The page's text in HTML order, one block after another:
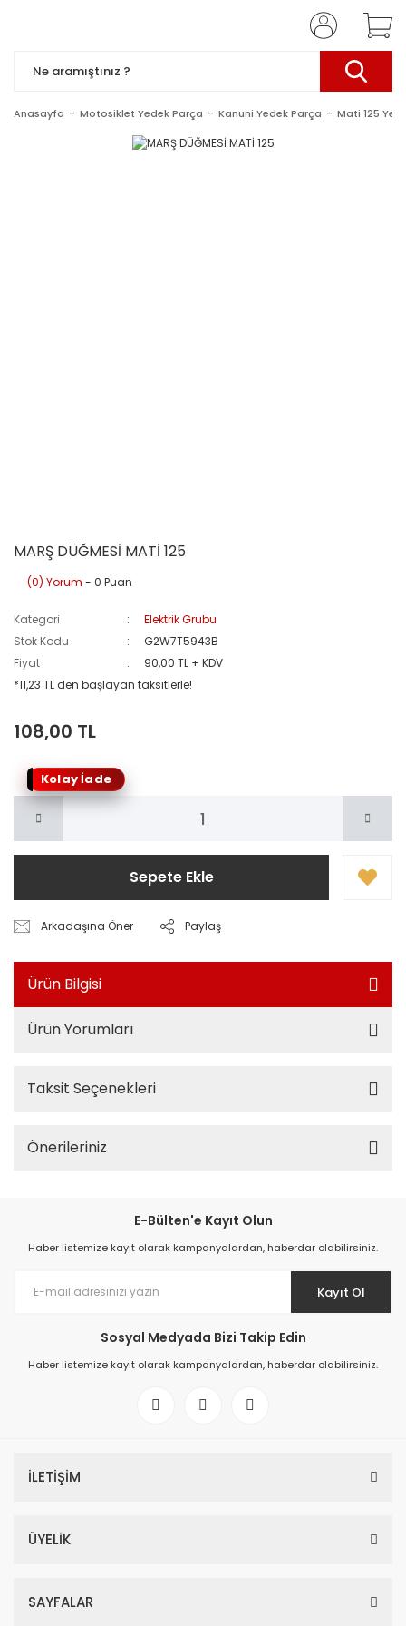
Anasayfa Motosiklet Yedek Parça Kanuni Yedek Parça Mati 125
MARŞ DÜĞMESİ MATİ 125
(0) Yorum - 0 Puan
Kategori
Elektrik Grubu
Stok Kodu
G2W7T5943B
Fiyat
90,00 TL + KDV
*11,23 TL den başlayan taksitlerle!
108,00 TL
Kolay İade
Sepete Ekle
Arkadaşına Öner Paylaş
Ürün Bilgisi
Ürün Yorumları
Taksit Seçenekleri
Önerileriniz
E-Bülten'e Kayıt Olun
Haber listemize kayıt olarak kampanyalardan, haberdar olabilirsiniz.
Kayıt Ol
Sosyal Medyada Bizi Takip Edin
Haber listemize kayıt olarak kampanyalardan, haberdar olabilirsiniz.
İLETİŞİM
ÜYELİK
SAYFALAR